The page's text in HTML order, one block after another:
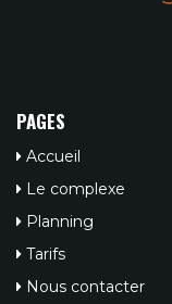
PAGES
Accueil
Le complexe
Planning
Tarifs
Nous contacter